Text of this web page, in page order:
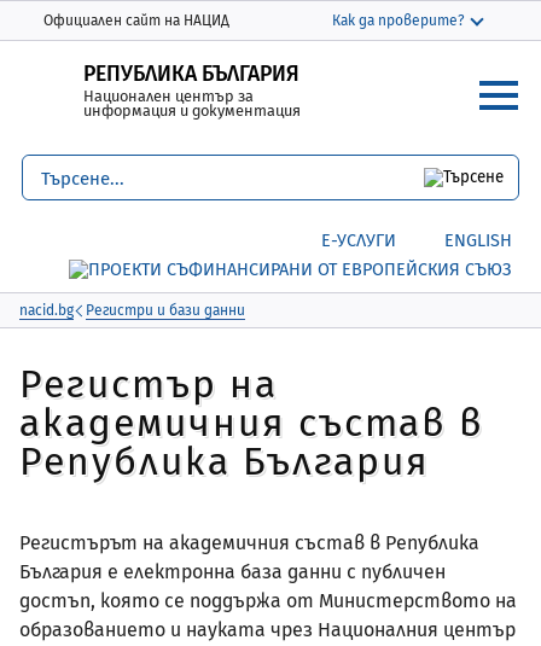
Моля,
обърнете
внимание:
включва
система
THIS SITE IN ENGLISH
Официален сайт на НАЦИД Как да проверите?
Домейнът nacid.bg принадлежи на
Националния център за информация и
Защитените уебсайтове използват HTTPS
се свързали безопасно с уебсайта nacid.bg
Споделяйте чувствителна информация
само на официални, защитени уебсайтове.
РЕПУБЛИКА БЪЛГАРИЯ
Национален център за
информация и документация
Е-УСЛУГИ ENGLISH
nacid.bg Регистри и бази данни
Регистър на
академичния състав в
Република България
Регистърът на академичния състав в Република
България е електронна база данни с публичен
достъп, която се поддържа от Министерството на
образованието и науката чрез Националния център